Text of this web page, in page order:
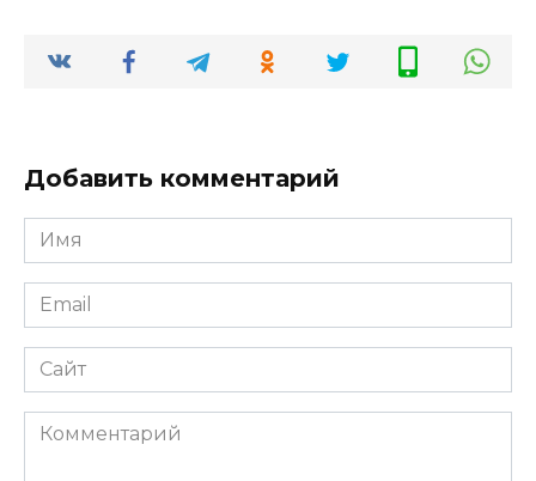
Добавить комментарий
Имя
*
Email
*
Сайт
Комментарий